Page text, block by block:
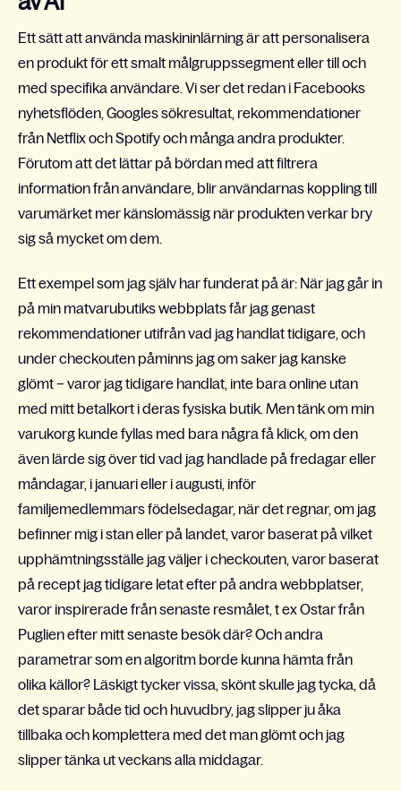
Ett sätt att använda maskininlärning är att personalisera
en produkt för ett smalt målgruppssegment eller till och
med specifika användare. Vi ser det redan i Facebooks
nyhetsflöden, Googles sökresultat, rekommendationer
från Netflix och Spotify och många andra produkter.
Förutom att det lättar på bördan med att filtrera
information från användare, blir användarnas koppling till
varumärket mer känslomässig när produkten verkar bry
sig så mycket om dem.
Ett exempel som jag själv har funderat på är: När jag går in
på min matvarubutiks webbplats får jag genast
rekommendationer utifrån vad jag handlat tidigare, och
under checkouten påminns jag om saker jag kanske
glömt – varor jag tidigare handlat, inte bara online utan
med mitt betalkort i deras fysiska butik. Men tänk om min
varukorg kunde fyllas med bara några få klick, om den
även lärde sig över tid vad jag handlade på fredagar eller
måndagar, i januari eller i augusti, inför
familjemedlemmars födelsedagar, när det regnar, om jag
befinner mig i stan eller på landet, varor baserat på vilket
upphämtningsställe jag väljer i checkouten, varor baserat
på recept jag tidigare letat efter på andra webbplatser,
varor inspirerade från senaste resmålet, t ex Ostar från
Puglien efter mitt senaste besök där? Och andra
parametrar som en algoritm borde kunna hämta från
olika källor? Läskigt tycker vissa, skönt skulle jag tycka, då
det sparar både tid och huvudbry, jag slipper ju åka
tillbaka och komplettera med det man glömt och jag
slipper tänka ut veckans alla middagar.